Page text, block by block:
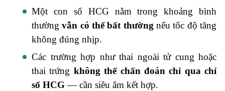
Một con số HCG nằm trong khoảng bình
thườngvẫn có thể bất thường nếu tốc độ tăng
không đúng nhịp.
Các trường hợp như thai ngoài tử cung hoặc
thai trứng không thể chẩn đoán chỉ qua chỉ
số HCG— cần siêu âm kết hợp.